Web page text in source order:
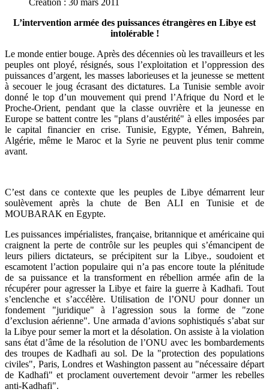
Création : 30 mars 2011
L’intervention armée des puissances étrangères en Libye est
intolérable !
Le monde entier bouge. Après des décennies où les travailleurs et les
peuples ont ployé, résignés, sous l’exploitation et l’oppression des
puissances d’argent, les masses laborieuses et la jeunesse se mettent
à secouer le joug écrasant des dictatures. La Tunisie semble avoir
donné le top d’un mouvement qui prend l’Afrique du Nord et le
Proche-Orient, pendant que la classe ouvrière et la jeunesse en
Europe se battent contre les "plans d’austérité" à elles imposées par
le capital financier en crise. Tunisie, Egypte, Yémen, Bahrein,
Algérie, même le Maroc et la Syrie ne peuvent plus tenir comme
avant.
C’est dans ce contexte que les peuples de Libye démarrent leur
soulèvement après la chute de Ben ALI en Tunisie et de
MOUBARAK en Egypte.
Les puissances impérialistes, française, britannique et américaine qui
craignent la perte de contrôle sur les peuples qui s’émancipent de
leurs piliers dictateurs, se précipitent sur la Libye., soudoient et
escamotent l’action populaire qui n’a pas encore toute la plénitude
de sa puissance et la transforment en rébellion armée afin de la
récupérer pour agresser la Libye et faire la guerre à Kadhafi. Tout
s’enclenche et s’accélère. Utilisation de l’ONU pour donner un
fondement "juridique" à l’agression sous la forme de "zone
d’exclusion aérienne". Une armada d’avions sophistiqués s’abat sur
la Libye pour semer la mort et la désolation. On assiste à la violation
sans état d’âme de la résolution de l’ONU avec les bombardements
des troupes de Kadhafi au sol. De la "protection des populations
civiles", Paris, Londres et Washington passent au "nécessaire départ
de Kadhafi" et proclament ouvertement devoir "armer les rebelles
anti-Kadhafi".